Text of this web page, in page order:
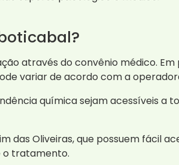
através do convênio médico. Em
variar de acordo com a
química sejam acessíveis a
Oliveiras, que possuem fácil
o tratamento.